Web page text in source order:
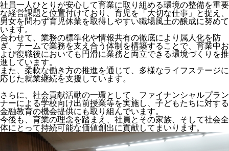
社員一人ひとりが安心して育業に取り組める環境の整備を重要
な経営課題と位置付けており、育児を「大切な仕事」と捉え、
男女を問わず育児休業を取得しやすい職場風土の醸成に努めて
います。
合わせて、業務の標準化や情報共有の徹底により属人化を防
ぎ、チームで業務を支え合う体制を構築することで、育業中お
よび復職後においても円滑に業務と両立できる環境づくりを推
進しています。
また、柔軟な働き方の推進を通じて、多様なライフステージに
応じた就業継続を支援しています。
さらに、社会貢献活動の一環として、ファイナンシャルプラン
ナーによる学校向け出前授業等を実施し、子どもたちに対する
金融教育の機会提供にも取り組んでいます。
今後も、育業の理念を踏まえ、社員とその家族、そして社会全
体にとって持続可能な価値創出に貢献してまいります。